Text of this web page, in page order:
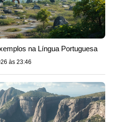
na Língua Portuguesa
às 23:46